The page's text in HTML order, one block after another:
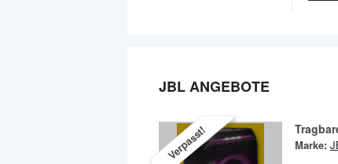
JBL ANGEBOTE
Verpasst! Marke: